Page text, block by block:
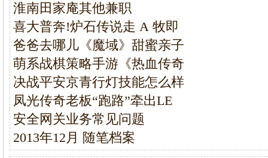
淮南田家庵其他兼职
喜大普奔!炉石传说走 A 牧即
爸爸去哪儿《魔域》甜蜜亲子
萌系战棋策略手游《热血传奇
决战平安京青行灯技能怎么样
凤光传奇老板“跑路”牵出LE
安全网关业务常见问题
2013年12月 随笔档案